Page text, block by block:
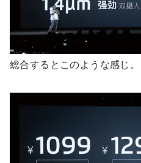
総合するとこのような感じ。